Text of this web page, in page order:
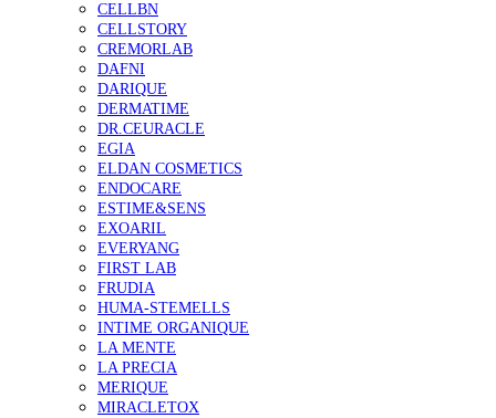
CELLBN
CELLSTORY
CREMORLAB
DAFNI
DARIQUE
DERMATIME
DR.CEURACLE
EGIA
ELDAN COSMETICS
ENDOCARE
ESTIME&SENS
EXOARIL
EVERYANG
FIRST LAB
FRUDIA
HUMA-STEMELLS
INTIME ORGANIQUE
LA MENTE
LA PRECIA
MERIQUE
MIRACLETOX